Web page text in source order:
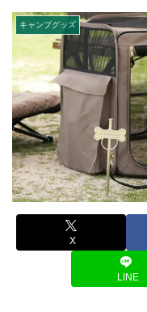
キャンプグッズ
X
LINE